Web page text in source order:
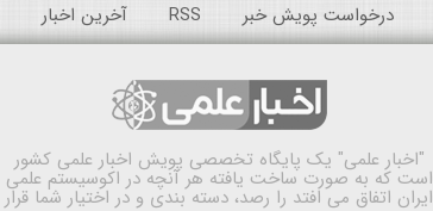
درخواست پویش خبر RSS آخرین اخبار
"اخبار علمی" یک پایگاه تخصصی پویش اخبار علمی کشور
است که به صورت ساخت یافته هر آنچه در اکوسیستم علمی
ایران اتفاق می افتد را رصد، دسته بندی و در اختیار شما قرار